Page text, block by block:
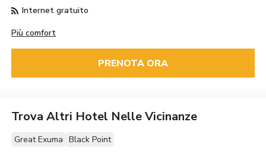
Internet gratuito
Più comfort
PRENOTA ORA
Trova Altri Hotel Nelle Vicinanze
Great Exuma Black Point